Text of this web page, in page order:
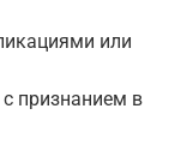
или
признанием в